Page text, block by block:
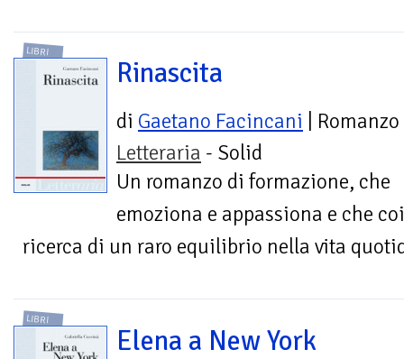
LIBRI
Rinascita
di Gaetano Facincani | Romanzo
Letteraria - Solid
Un romanzo di formazione, che
emoziona e appassiona e che
ricerca di un raro equilibrio nella vita
LIBRI
Elena a New York